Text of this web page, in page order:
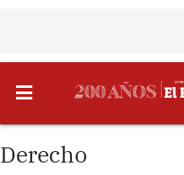
Derecho